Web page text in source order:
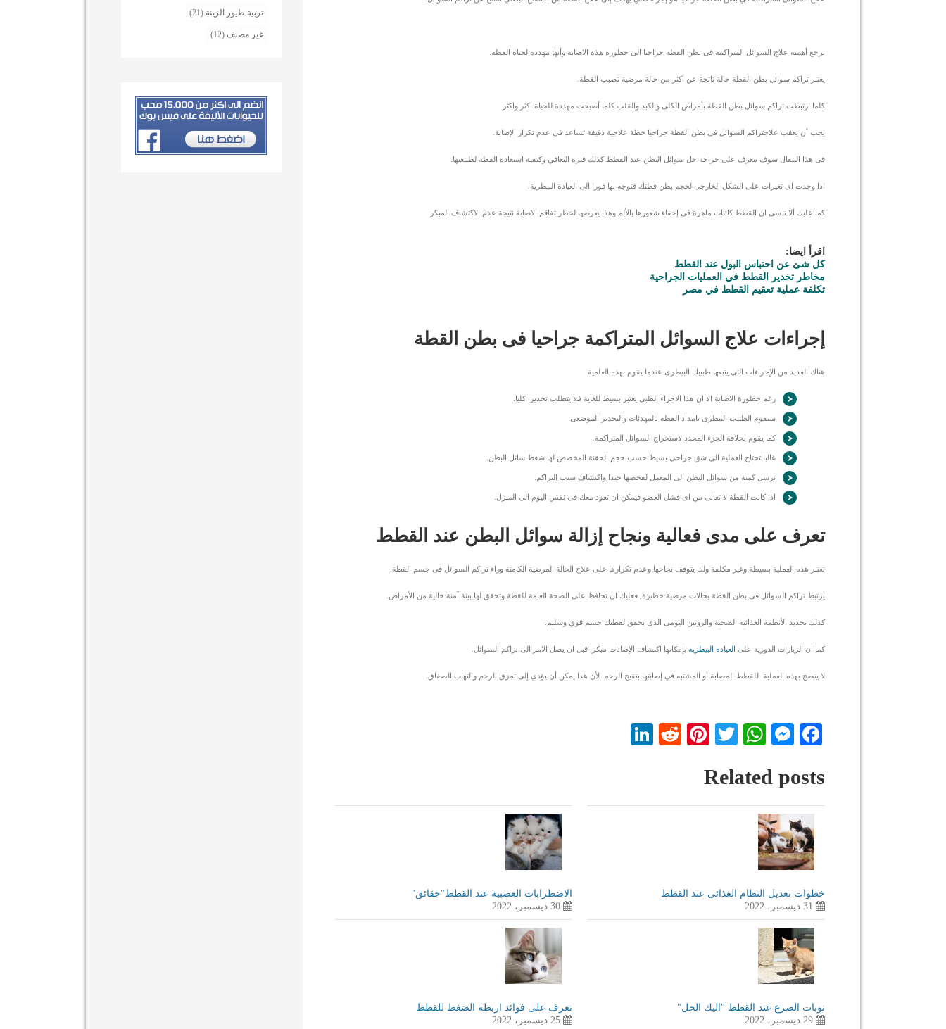
ترجع أهمية علاج السوائل المتراكمة فى بطن القطة جراحيا الى خطورة هذه الاصابة وأنها مهددة لحياة القطة.
يعتبر تراكم سوائل بطن القطة حالة ناتجة عن أكثر من حالة مرضية تصيب القطة.
كلما ارتبطت تراكم سوائل بطن القطة بأمراض الكلى والكبد والقلب كلما أصبحت مهددة للحياة اكثر واكثر.
يجب أن يعقب علاجتراكم السوائل فى بطن القطة جراحيا خطة علاجية دقيقة تساعد فى عدم تكرار الإصابة.
فى هذا المقال سوف نتعرف على جراحة حل سوائل البطن عند القطط كذلك فترة التعافي وكيفية استعادة القطة لطبيعتها.
اذا وجدت اى تغيرات على الشكل الخارجى لحجم بطن قطتك فتوجه بها فورا الى العيادة البيطرية.
كما عليك ألا تنسى ان القطط كائنات ماهرة فى إخفاء شعورها بالألم وهذا يعرضها لخطر تفاقم الاصابة نتيجة عدم الاكتشاف المبكر.
اقرأ ايضا:
كل شئ عن احتباس البول عند القطط
مخاطر تخدير القطط في العمليات الجراحية
تكلفة عملية تعقيم القطط في مصر
إجراءات علاج السوائل المتراكمة جراحيا فى بطن القطة
هناك العديد من الإجراءات التى يتبعها طبيبك البيطرى عندما يقوم بهذه العلمية
رغم خطورة الاصابة الا ان هذا الاجراء الطبي يعتبر بسيط للغاية فلا يتطلب تخديرا كليا.
سيقوم الطبيب البيطرى بامداد القطة بالمهدئات والتخدير الموضعى.
كما يقوم بحلاقة الجزء المحدد لاستخراج السوائل المتراكمة.
غالبا تحتاج العملية الى شق جراحى بسيط حسب حجم الحقنة المخصص لها شفط سائل البطن.
ترسل كمية من سوائل البطن الى المعمل لفحصها جيدا واكتشاف سبب التراكم.
اذا كانت القطة لا تعانى من اى فشل العضو فيمكن ان تعود معك فى نفس اليوم الى المنزل.
تعرف على مدى فعالية ونجاح إزالة سوائل البطن عند القطط
تعتبر هذه العملية بسيطة وغير مكلفة ولك يتوقف نجاحها وعدم تكرارها على علاج الحالة المرضية الكامنة وراء تراكم السوائل فى جسم القطة.
يرتبط تراكم السوائل فى بطن القطة بحالات مرضية خطيرة, فعليك ان تحافظ على الصحة العامة للقطة وتحقق لها بيئة آمنة خالية من الأمراض.
كذلك تحديد الأنظمة الغذائية الصحية والروتين اليومى الذى يحقق لقطتك جسم قوي وسليم.
كما ان الزيارات الدورية على العيادة البيطرية بإمكانها اكتشاف الإصابات مبكرا قبل ان يصل الامر الى تراكم السوائل.
لا ينصح بهذه العملية للقطط المصابة أو المشتبه في إصابتها بتقيح الرحم لأن هذا يمكن أن يؤدي إلى تمزق الرحم والتهاب الصفاق.
Facebook
Messenger
WhatsApp
Twitter
Pinterest
Reddit
Related posts
خطوات تعديل النظام الغذائى عند القطط
31 ديسمبر، 2022
الاضطرابات العصبية عند القطط"حقائق"
30 ديسمبر، 2022
نوبات الصرع عند القطط "اليك الحل"
29 ديسمبر، 2022
تعرف على فوائد اربطة الضغط للقطط
25 ديسمبر، 2022
تربية طيور الزينة (21)
غير مصنف (12)